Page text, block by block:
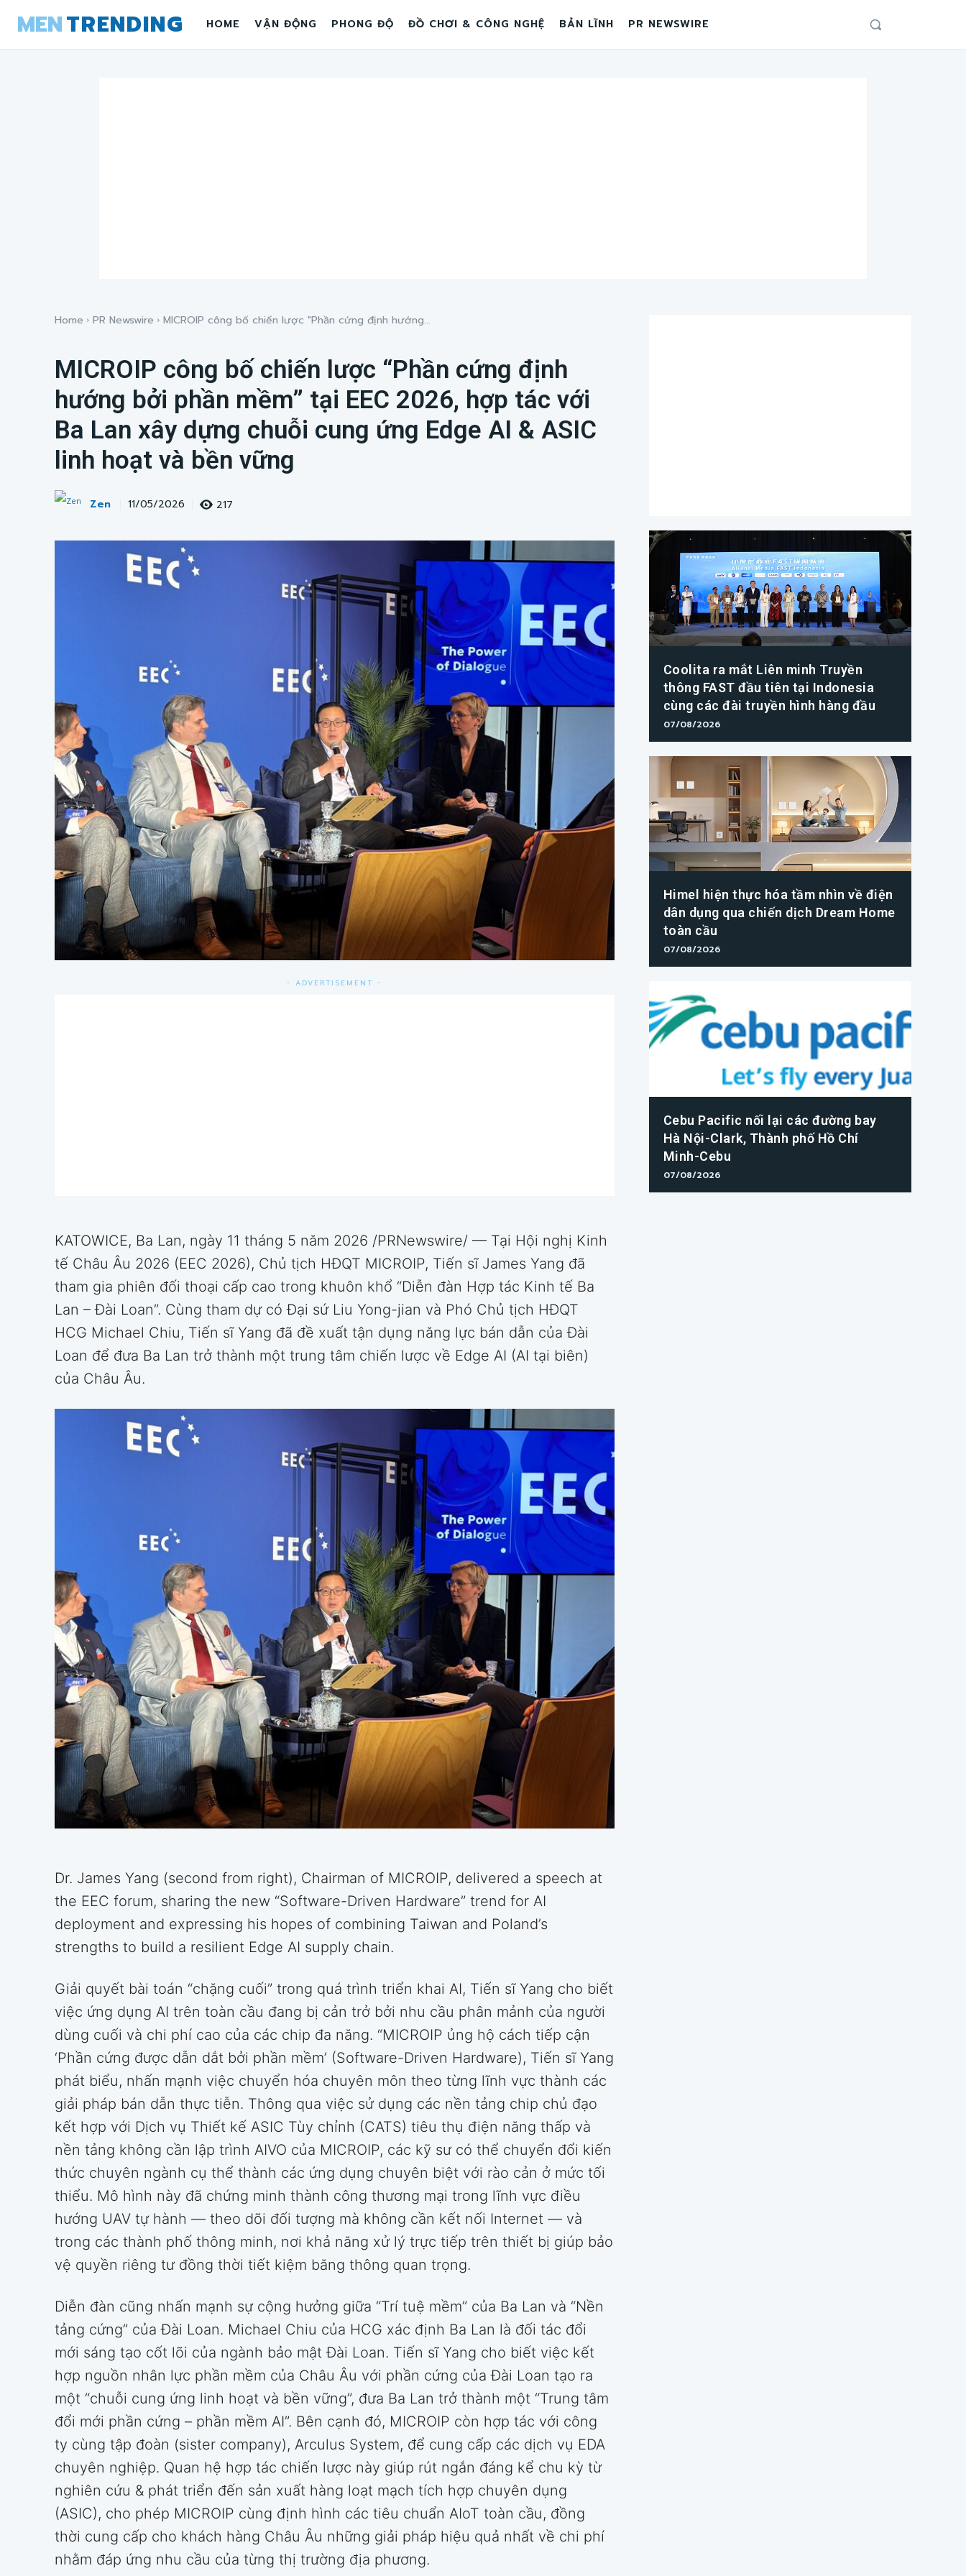
MENTRENDING HOME VẬN ĐỘNG PHONG ĐỘ ĐỒ CHƠI & CÔNG NGHỆ BẢN LĨNH PR NEWSWIRE
Home PR Newswire MICROIP công bố chiến lược "Phần cứng định hướng...
MICROIP công bố chiến lược “Phần cứng định
hướng bởi phần mềm” tại EEC 2026, hợp tác với
Ba Lan xây dựng chuỗi cung ứng Edge AI & ASIC
linh hoạt và bền vững
Zen 11/05/2026 217
- ADVERTISEMENT -
KATOWICE, Ba Lan, ngày 11 tháng 5 năm 2026 /PRNewswire/ — Tại Hội nghị Kinh
tế Châu Âu 2026 (EEC 2026), Chủ tịch HĐQT MICROIP, Tiến sĩ James Yang đã
tham gia phiên đối thoại cấp cao trong khuôn khổ “Diễn đàn Hợp tác Kinh tế Ba
Lan – Đài Loan”. Cùng tham dự có Đại sứ Liu Yong-jian và Phó Chủ tịch HĐQT
HCG Michael Chiu, Tiến sĩ Yang đã đề xuất tận dụng năng lực bán dẫn của Đài
Loan để đưa Ba Lan trở thành một trung tâm chiến lược về Edge AI (AI tại biên)
của Châu Âu.
Dr. James Yang (second from right), Chairman of MICROIP, delivered a speech at
the EEC forum, sharing the new “Software-Driven Hardware” trend for AI
deployment and expressing his hopes of combining Taiwan and Poland’s
strengths to build a resilient Edge AI supply chain.
Giải quyết bài toán “chặng cuối” trong quá trình triển khai AI, Tiến sĩ Yang cho biết
việc ứng dụng AI trên toàn cầu đang bị cản trở bởi nhu cầu phân mảnh của người
dùng cuối và chi phí cao của các chip đa năng. “MICROIP ủng hộ cách tiếp cận
‘Phần cứng được dẫn dắt bởi phần mềm’ (Software-Driven Hardware), Tiến sĩ Yang
phát biểu, nhấn mạnh việc chuyển hóa chuyên môn theo từng lĩnh vực thành các
giải pháp bán dẫn thực tiễn. Thông qua việc sử dụng các nền tảng chip chủ đạo
kết hợp với Dịch vụ Thiết kế ASIC Tùy chỉnh (CATS) tiêu thụ điện năng thấp và
nền tảng không cần lập trình AIVO của MICROIP, các kỹ sư có thể chuyển đổi kiến
thức chuyên ngành cụ thể thành các ứng dụng chuyên biệt với rào cản ở mức tối
thiểu. Mô hình này đã chứng minh thành công thương mại trong lĩnh vực điều
hướng UAV tự hành — theo dõi đối tượng mà không cần kết nối Internet — và
trong các thành phố thông minh, nơi khả năng xử lý trực tiếp trên thiết bị giúp bảo
vệ quyền riêng tư đồng thời tiết kiệm băng thông quan trọng.
Diễn đàn cũng nhấn mạnh sự cộng hưởng giữa “Trí tuệ mềm” của Ba Lan và “Nền
tảng cứng” của Đài Loan. Michael Chiu của HCG xác định Ba Lan là đối tác đổi
mới sáng tạo cốt lõi của ngành bảo mật Đài Loan. Tiến sĩ Yang cho biết việc kết
hợp nguồn nhân lực phần mềm của Châu Âu với phần cứng của Đài Loan tạo ra
một “chuỗi cung ứng linh hoạt và bền vững”, đưa Ba Lan trở thành một “Trung tâm
đổi mới phần cứng – phần mềm AI”. Bên cạnh đó, MICROIP còn hợp tác với công
ty cùng tập đoàn (sister company), Arculus System, để cung cấp các dịch vụ EDA
chuyên nghiệp. Quan hệ hợp tác chiến lược này giúp rút ngắn đáng kể chu kỳ từ
nghiên cứu & phát triển đến sản xuất hàng loạt mạch tích hợp chuyên dụng
(ASIC), cho phép MICROIP cùng định hình các tiêu chuẩn AIoT toàn cầu, đồng
thời cung cấp cho khách hàng Châu Âu những giải pháp hiệu quả nhất về chi phí
nhằm đáp ứng nhu cầu của từng thị trường địa phương.
Coolita ra mắt Liên minh Truyền
thông FAST đầu tiên tại Indonesia
cùng các đài truyền hình hàng đầu
07/08/2026
Himel hiện thực hóa tầm nhìn về điện
dân dụng qua chiến dịch Dream Home
toàn cầu
07/08/2026
Cebu Pacific nối lại các đường bay
Hà Nội-Clark, Thành phố Hồ Chí
Minh-Cebu
07/08/2026